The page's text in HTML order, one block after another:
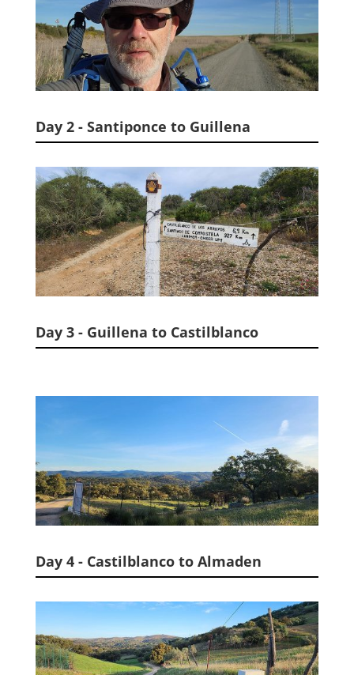
Day 2 - Santiponce to Guillena
Day 3 - Guillena to Castilblanco
Day 4 - Castilblanco to Almaden